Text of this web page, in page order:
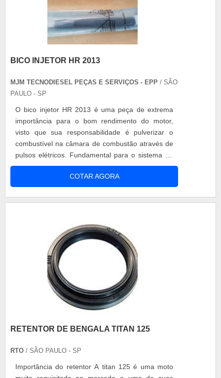
BICO INJETOR HR 2013
MJM TECNODIESEL PEÇAS E SERVIÇOS - EPP / SÃO
PAULO - SP
O bico injetor HR 2013 é uma peça de extrema
importância para o bom rendimento do motor,
visto que sua responsabilidade é pulverizar o
combustível na câmara de combustão através de
pulsos elétricos. Fundamental para o sistema de
injeção eletrônica, o bico injetor proporciona ao
condutor economia de combustível e ao meio
ambiente menor emissão de gases poluentes.
COTAR AGORA
RETENTOR DE BENGALA TITAN 125
RTO / SÃO PAULO - SP
Importância do retentor A titan 125 é uma moto